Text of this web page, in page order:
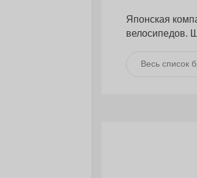
Японская
велосипедов.
Весь список